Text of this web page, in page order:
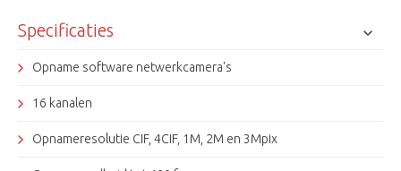
Specificaties
Opname software netwerkcamera's
16 kanalen
Opnameresolutie CIF, 4CIF, 1M, 2M en 3Mpix